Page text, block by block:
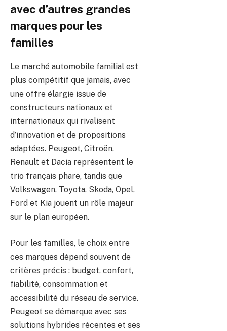
avec d’autres grandes
marques pour les
familles
Le marché automobile familial est
plus compétitif que jamais, avec
une offre élargie issue de
constructeurs nationaux et
internationaux qui rivalisent
d’innovation et de propositions
adaptées. Peugeot, Citroën,
Renault et Dacia représentent le
trio français phare, tandis que
Volkswagen, Toyota, Skoda, Opel,
Ford et Kia jouent un rôle majeur
sur le plan européen.
Pour les familles, le choix entre
ces marques dépend souvent de
critères précis : budget, confort,
fiabilité, consommation et
accessibilité du réseau de service.
Peugeot se démarque avec ses
solutions hybrides récentes et ses